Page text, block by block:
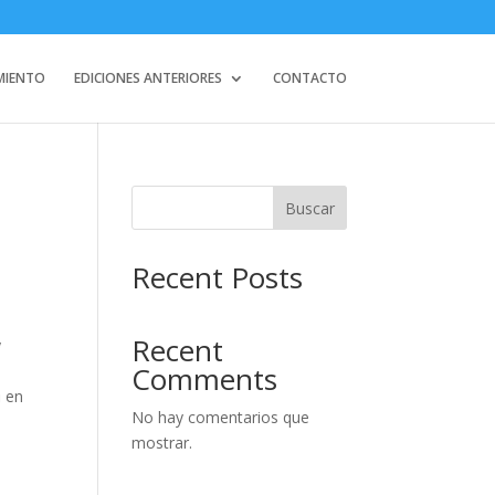
EDICIONES ANTERIORES CONTACTO
en
Buscar
Recent Posts
Recent
Comments
No hay comentarios que
mostrar.